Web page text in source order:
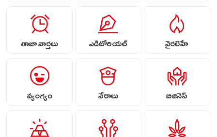
తాజా వార్తలు ఎడిటోరియల్ వైరలెహే
వ్యంగ్యం నేరాలు బిజినెస్